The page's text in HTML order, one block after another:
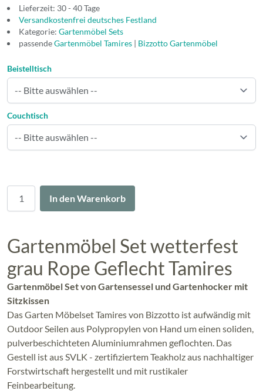
Lieferzeit: 30 - 40 Tage
Versandkostenfrei deutsches Festland
Kategorie: Gartenmöbel Sets
passendeGartenmöbel Tamires | Bizzotto Gartenmöbel
In den Warenkorb
Beistelltisch
Couchtisch
Gartenmöbel Set wetterfest
grau Rope Geflecht Tamires
Gartenmöbel Set von Gartensessel und Gartenhocker mit
Sitzkissen
Das Garten Möbelset Tamires von Bizzotto ist aufwändig mit
Outdoor Seilen aus Polypropylen von Hand um einen soliden,
pulverbeschichteten Aluminiumrahmen geflochten. Das
Gestell ist aus SVLK - zertifiziertem Teakholz aus nachhaltiger
Forstwirtschaft hergestellt und mit rustikaler
Feinbearbeitung.